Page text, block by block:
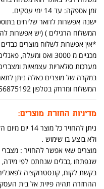
זמן אספקה: עד 14 ימי עסקים.
המשלוח הרגילים ) (יש אפשרות
*אין אפשרות לשלוח מוצרים
מערכות סולאריות עצמאיות ומצברים מעל
במקרה של מוצרים כאלה ניתן
המשלוח ומרחק בטלפון 0556875192
מדיניות החזרת מוצרים:
ניתן להחזיר
ולא בוצע בו שימוש .
מוצרים שאי אפשר להחזיר :
שנפתחו ,כבלים שנחתכו לפי מידה,
בקשת לקוח, קונסטרוקציה
ההחזרה תהיה פיזית אל בית